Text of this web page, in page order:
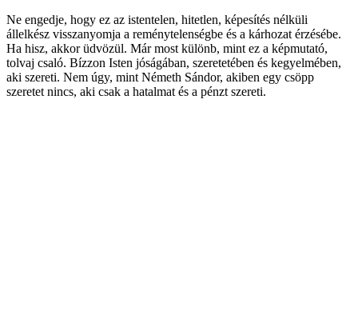
Ne engedje, hogy ez az istentelen, hitetlen, képesítés nélküli
állelkész visszanyomja a reménytelenségbe és a kárhozat érzésébe.
Ha hisz, akkor üdvözül. Már most különb, mint ez a képmutató,
tolvaj csaló. Bízzon Isten jóságában, szeretetében és kegyelmében,
aki szereti. Nem úgy, mint Németh Sándor, akiben egy csöpp
szeretet nincs, aki csak a hatalmat és a pénzt szereti.